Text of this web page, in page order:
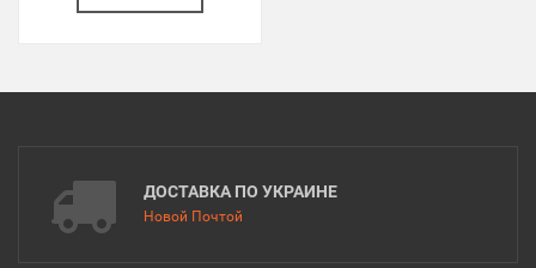
ДОСТАВКА ПО УКРАИНЕ
Новой Почтой